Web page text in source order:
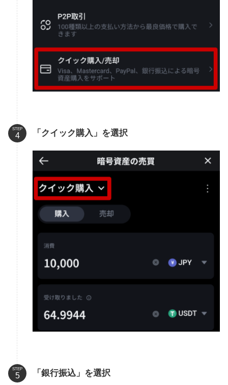
STEP 「クイック購入」を選択
STEP 「銀行振込」を選択